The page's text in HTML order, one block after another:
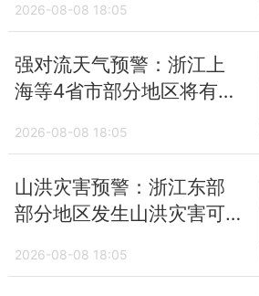
2026-08-08 18:05
强对流天气预警：浙江上
海等4省市部分地区将有10
2026-08-08 18:05
山洪灾害预警：浙江东部
部分地区发生山洪灾害可
2026-08-08 18:05